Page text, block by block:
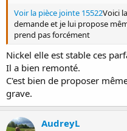
Voir la pièce jointe 15522Voici
demande et je lui propose
prend pas forcément
Nickel elle est stable ces
Il a bien remonté.
C'est bien de proposer
grave.
AudreyL